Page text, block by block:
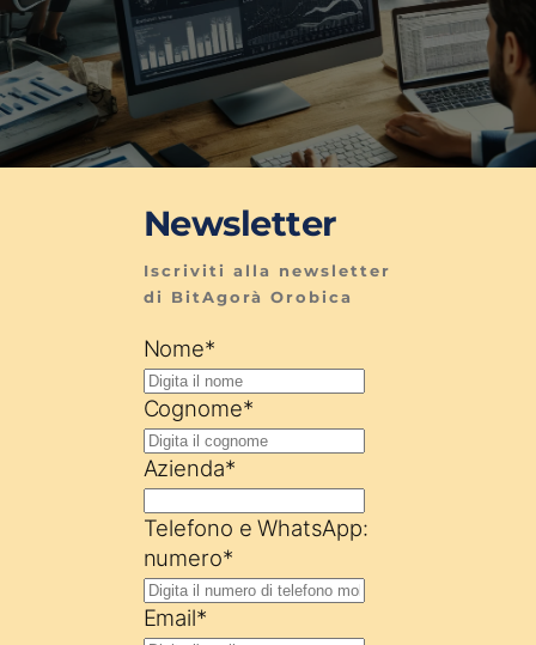
Newsletter
Iscriviti alla newsletter
di BitAgorà Orobica
Nome*
Cognome*
Azienda*
Telefono e WhatsApp:
numero*
Email*